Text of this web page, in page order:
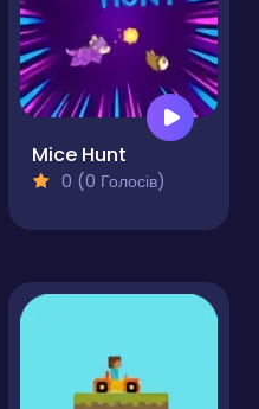
Mice Hunt
0 (0 Голосів)